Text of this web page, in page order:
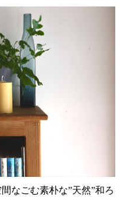
なごむ素朴な”天然”和ろ